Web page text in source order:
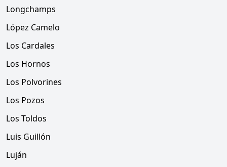
Longchamps
López Camelo
Los Cardales
Los Hornos
Los Polvorines
Los Pozos
Los Toldos
Luis Guillón
Luján